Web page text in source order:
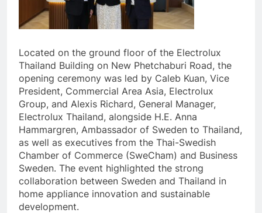
Located on the ground floor of the Electrolux
Thailand Building on New Phetchaburi Road, the
opening ceremony was led by Caleb Kuan, Vice
President, Commercial Area Asia, Electrolux
Group, and Alexis Richard, General Manager,
Electrolux Thailand, alongside H.E. Anna
Hammargren, Ambassador of Sweden to Thailand,
as well as executives from the Thai-Swedish
Chamber of Commerce (SweCham) and Business
Sweden. The event highlighted the strong
collaboration between Sweden and Thailand in
home appliance innovation and sustainable
development.